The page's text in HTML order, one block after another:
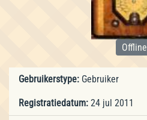
Offline
Gebruikerstype: Gebruiker
Registratiedatum: 24 jul 2011